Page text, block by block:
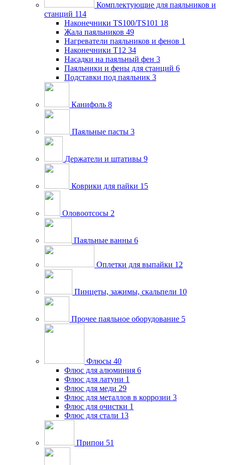
Комплектующие для паяльников и
станций 114
Наконечники TS100/TS101 18
Жала паяльников 49
Нагреватели паяльников и фенов 1
Наконечники T12 34
Насадки на паяльный фен 3
Паяльники и фены для станций 6
Подставки под паяльник 3
Канифоль 8
Паяльные пасты 3
Держатели и штативы 9
Коврики для пайки 15
Оловоотсосы 2
Паяльные ванны 6
Оплетки для выпайки 12
Пинцеты, зажимы, скальпели 10
Прочее паяльное оборудование 5
Флюсы 40
Флюс для алюминия 6
Флюс для латуни 1
Флюс для меди 29
Флюс для металлов в коррозии 3
Флюс для очистки 1
Флюс для стали 13
Припои 51